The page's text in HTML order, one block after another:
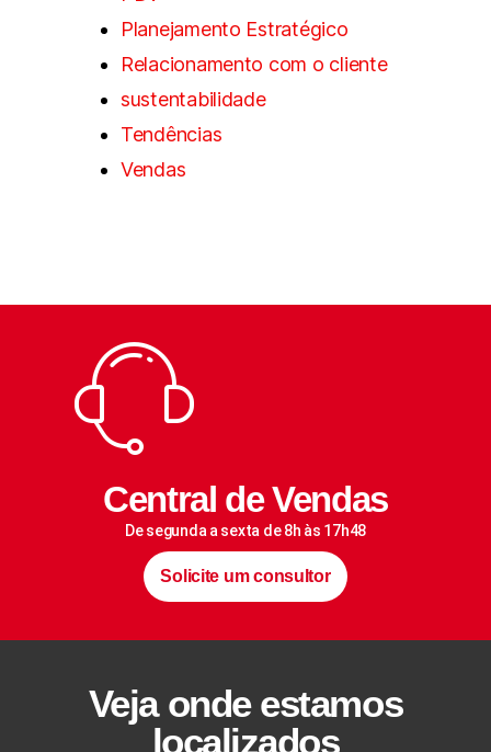
Planejamento Estratégico
Relacionamento com o cliente
sustentabilidade
Tendências
Vendas
Central de Vendas
De segunda a sexta de 8h às 17h48
Solicite um consultor
Veja onde estamos
localizados